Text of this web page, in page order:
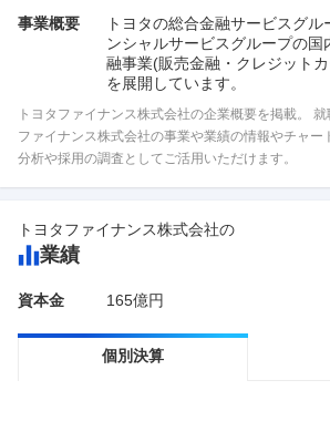
事業概要
トヨタの総合金融サービスグ
ンシャルサービスグループの国
融事業(販売金融・クレジット
を展開しています。
トヨタファイナンス株式会社の企業概要を掲載。
ファイナンス株式会社の事業や業績の情報やチャー
分析や採用の調査としてご活用いただけます。
トヨタファイナンス株式会社の
業績
資本金 165億円
個別決算